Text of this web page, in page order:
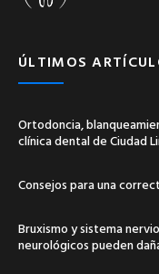
ÚLTIMOS
Ortodoncia,
clínica dental de Ciudad
Consejos para una
Bruxismo y sistema
neurológicos pueden